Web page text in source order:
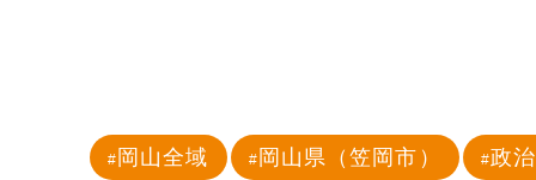
岡山全域 岡山県（笠岡市） 政